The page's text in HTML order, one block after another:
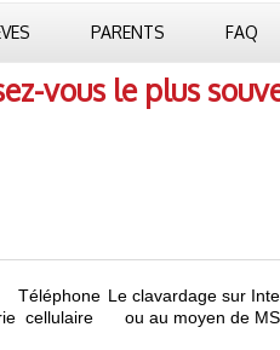
PARENTS FAQ
vous le plus
Téléphone
cellulaire
Le clavardage sur
ou au moyen de